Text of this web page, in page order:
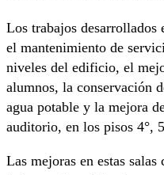
Los trabajos
el mantenimiento de
niveles del edificio, el
alumnos, la conservación
agua potable y la mejora
auditorio, en los pisos 4°,
Las mejoras en estas